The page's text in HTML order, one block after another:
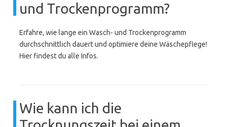
und Trockenprogramm?
Erfahre, wie lange ein Wasch- und Trockenprogramm
durchschnittlich dauert und optimiere deine Wäschepflege!
Hier findest du alle Infos.
Wie kann ich die